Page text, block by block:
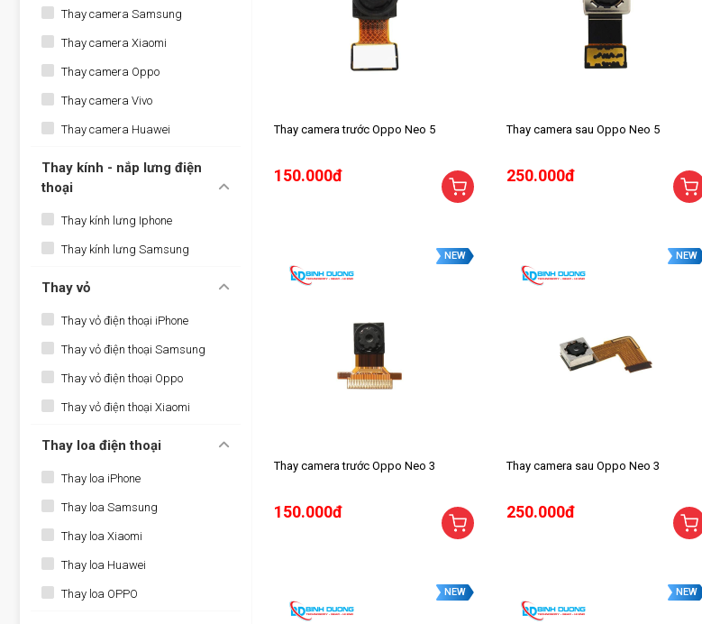
Thay camera Samsung
Thay camera Xiaomi
Thay camera Oppo
Thay camera Vivo
Thay camera Huawei
Thay kính - nắp lưng điện
thoại
Thay kính lưng Iphone
Thay kính lưng Samsung
Thay vỏ
Thay vỏ điện thoại iPhone
Thay vỏ điện thoại Samsung
Thay vỏ điện thoại Oppo
Thay vỏ điện thoại Xiaomi
Thay loa điện thoại
Thay loa iPhone
Thay loa Samsung
Thay loa Xiaomi
Thay loa Huawei
Thay loa OPPO
Thay camera trước Oppo Neo 5
150.000đ
Thay camera sau Oppo Neo 5
250.000đ
NEW
Thay camera trước Oppo Neo 3
150.000đ
NEW
Thay camera sau Oppo Neo 3
250.000đ
NEW NEW